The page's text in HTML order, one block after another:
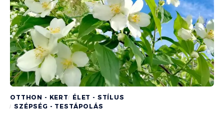
OTTHON - KERT
ÉLET - STÍLUS
SZÉPSÉG - TESTÁPOLÁS